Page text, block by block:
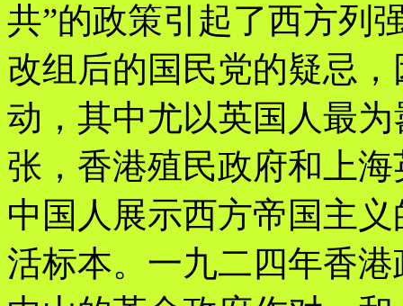
共”的政策引起了西方列
改组后的国民党的疑忌
动，其中尤以英国人最为
张，香港殖民政府和上
中国人展示西方帝国主义
活标本。一九二四年香